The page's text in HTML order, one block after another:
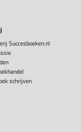
Succesboeken.nl
schrijven